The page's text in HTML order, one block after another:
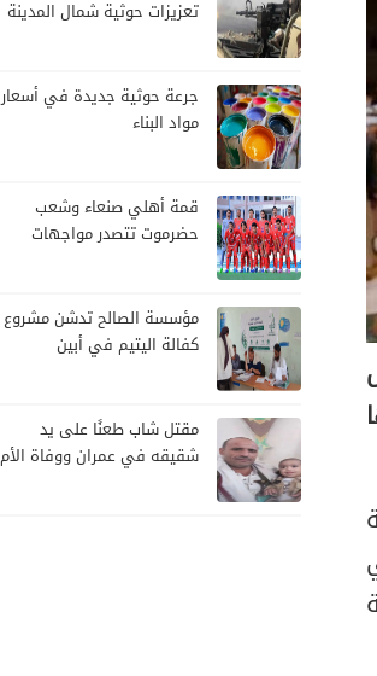
تعزيزات حوثية شمال المدينة
جرعة حوثية جديدة في أسعار
مواد البناء
قمة أهلي صنعاء وشعب
حضرموت تتصدر مواجهات
مؤسسة الصالح تدشن مشروع
كفالة اليتيم في أبين
مقتل شاب طعنًا على يد
شقيقه في عمران ووفاة الأم